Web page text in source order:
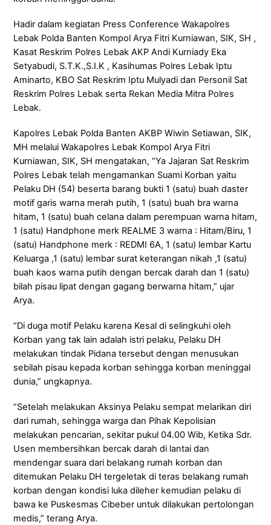
Hadir dalam kegiatan Press Conference Wakapolres
Lebak Polda Banten Kompol Arya Fitri Kurniawan, SIK, SH ,
Kasat Reskrim Polres Lebak AKP Andi Kurniady Eka
Setyabudi, S.T.K.,S.I.K , Kasihumas Polres Lebak Iptu
Aminarto, KBO Sat Reskrim Iptu Mulyadi dan Personil Sat
Reskrim Polres Lebak serta Rekan Media Mitra Polres
Lebak.
Kapolres Lebak Polda Banten AKBP Wiwin Setiawan, SIK,
MH melalui Wakapolres Lebak Kompol Arya Fitri
Kurniawan, SIK, SH mengatakan, “Ya Jajaran Sat Reskrim
Polres Lebak telah mengamankan Suami Korban yaitu
Pelaku DH (54) beserta barang bukti 1 (satu) buah daster
motif garis warna merah putih, 1 (satu) buah bra warna
hitam, 1 (satu) buah celana dalam perempuan warna hitam,
1 (satu) Handphone merk REALME 3 warna : Hitam/Biru, 1
(satu) Handphone merk : REDMI 6A, 1 (satu) lembar Kartu
Keluarga ,1 (satu) lembar surat keterangan nikah ,1 (satu)
buah kaos warna putih dengan bercak darah dan 1 (satu)
bilah pisau lipat dengan gagang berwarna hitam,” ujar
Arya.
“Di duga motif Pelaku karena Kesal di selingkuhi oleh
Korban yang tak lain adalah istri pelaku, Pelaku DH
melakukan tindak Pidana tersebut dengan menusukan
sebilah pisau kepada korban sehingga korban meninggal
dunia,” ungkapnya.
“Setelah melakukan Aksinya Pelaku sempat melarikan diri
dari rumah, sehingga warga dan Pihak Kepolisian
melakukan pencarian, sekitar pukul 04.00 Wib, Ketika Sdr.
Usen membersihkan bercak darah di lantai dan
mendengar suara dari belakang rumah korban dan
ditemukan Pelaku DH tergeletak di teras belakang rumah
korban dengan kondisi luka dileher kemudian pelaku di
bawa ke Puskesmas Cibeber untuk dilakukan pertolongan
medis,” terang Arya.